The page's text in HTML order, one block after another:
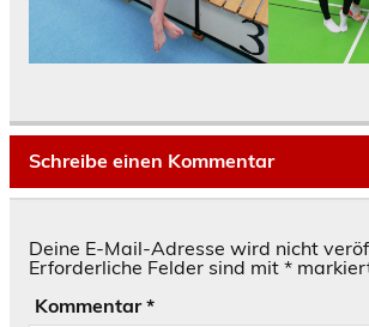
Schreibe einen Kommentar
Deine E-Mail-Adresse wird nicht
Erforderliche Felder sind mit *
Kommentar*